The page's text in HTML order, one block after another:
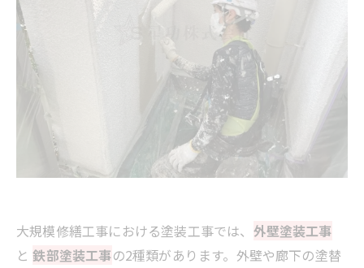
大規模修繕工事における塗装工事では、 外壁塗装工事
と鉄部塗装工事の2種類があります。外壁や廊下の塗替